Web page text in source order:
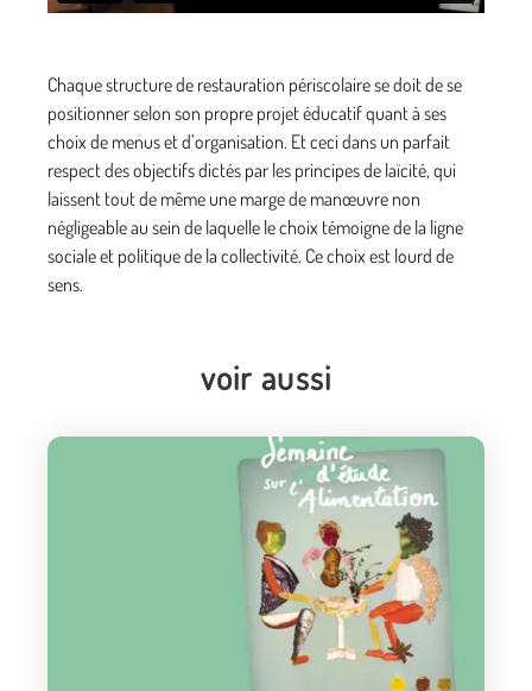
Chaque structure de restauration périscolaire se doit de se
positionner selon son propre projet éducatif quant à ses
choix de menus et d’organisation. Et ceci dans un parfait
respect des objectifs dictés par les principes de laïcité, qui
laissent tout de même une marge de manœuvre non
négligeable au sein de laquelle le choix témoigne de la ligne
sociale et politique de la collectivité. Ce choix est lourd de
sens.
voir aussi